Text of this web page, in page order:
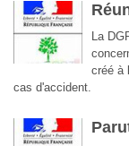
La
créé à
cas d'accident.